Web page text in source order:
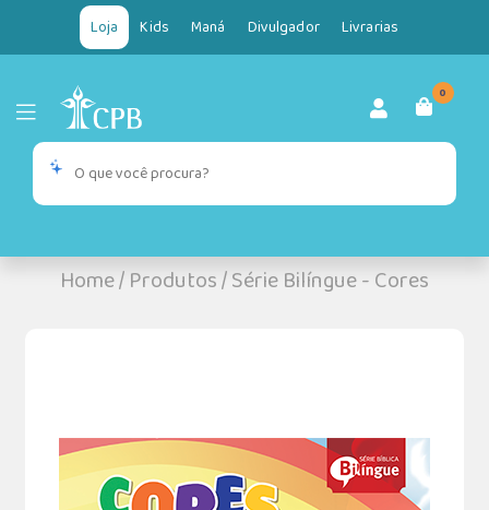
Loja Kids Maná Divulgador Livrarias
0
Home/Produtos/Série Bilíngue - Cores